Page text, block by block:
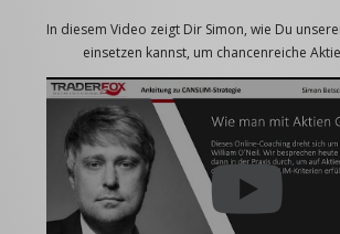
In diesem Video zeigt Dir Simon, wie Du
einsetzen kannst, um chancenreiche